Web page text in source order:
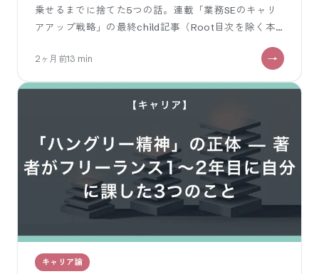
乗せるまでに捨てた5つの話。連載「業務SEのキャリ
アアップ戦略」の最終child記事（Root目次を除く本
2ヶ月前13 min
キャリア論